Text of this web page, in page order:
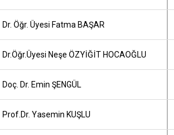
Dr. Öğr. Üyesi Fatma BAŞAR
Dr.Öğr.Üyesi Neşe ÖZYİĞİT HOCAOĞLU
Doç. Dr. Emin ŞENGÜL
Prof.Dr. Yasemin KUŞLU